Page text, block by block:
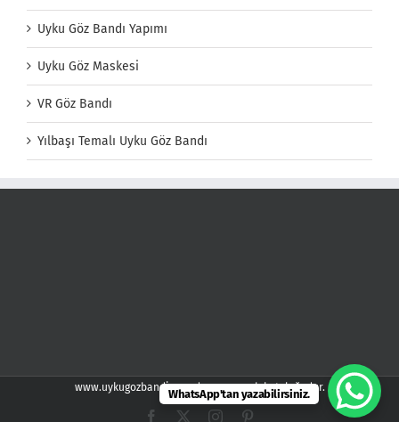
Uyku Göz Bandı Yapımı
Uyku Göz Maskesi
VR Göz Bandı
Yılbaşı Temalı Uyku Göz Bandı
www.uykugozbandi.com demspor web kataloğudur.
Facebook Instagram
WhatsApp'tan yazabilirsiniz.